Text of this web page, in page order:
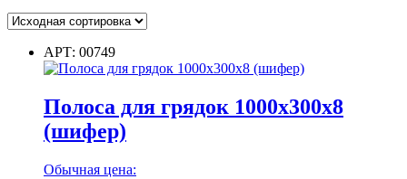
Цвет
Диаметр
АРТ: 00749
Полоса для грядок 1000х300х8
(шифер)
Обычная цена: